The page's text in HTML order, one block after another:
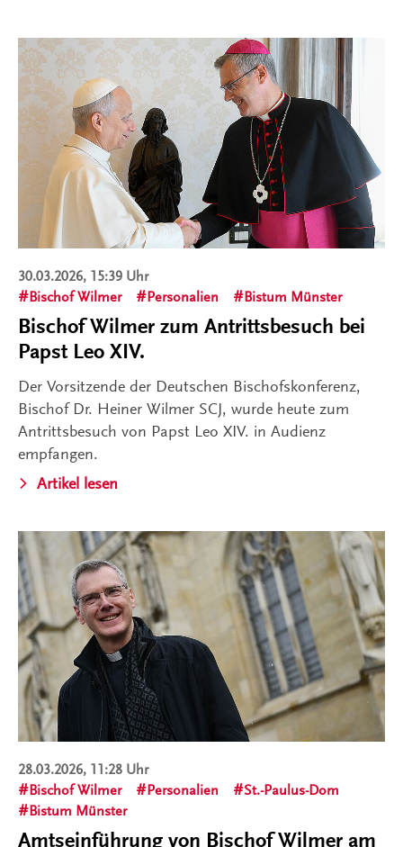
30.03.2026, 15:39 Uhr
Bischof Wilmer
Personalien Bistum Münster
Bischof Wilmer zum Antrittsbesuch bei
Papst Leo XIV.
Der Vorsitzende der Deutschen Bischofskonferenz,
Bischof Dr. Heiner Wilmer SCJ, wurde heute zum
Antrittsbesuch von Papst Leo XIV. in Audienz
empfangen.
Artikel lesen
28.03.2026, 11:28 Uhr
Bischof Wilmer
Personalien
St.-Paulus-Dom
Bistum Münster
Amtseinführung von Bischof Wilmer am